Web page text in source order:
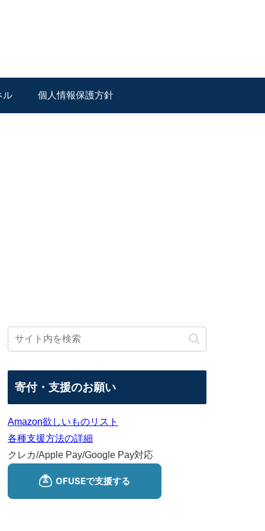
ル 個人情報保護方針
寄付・支援のお願い
Amazon欲しいものリスト
各種支援方法の詳細
クレカ/Apple Pay/Google Pay対応